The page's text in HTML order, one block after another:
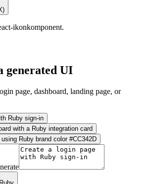
ikonkomponent.
generated UI
page, dashboard, landing page, or
Ruby sign-in
with a Ruby integration card
Ruby brand color #CC342D